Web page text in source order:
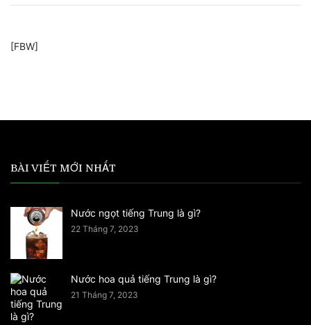
[FBW]
BÀI VIẾT MỚI NHẤT
Nước ngọt tiếng Trung là gì?
22 Tháng 7, 2023
Nước hoa quả tiếng Trung là gì?
21 Tháng 7, 2023